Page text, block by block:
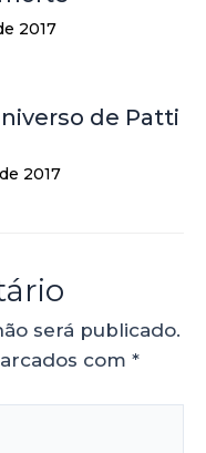
2017
de Patti
2017
será publicado.
com *